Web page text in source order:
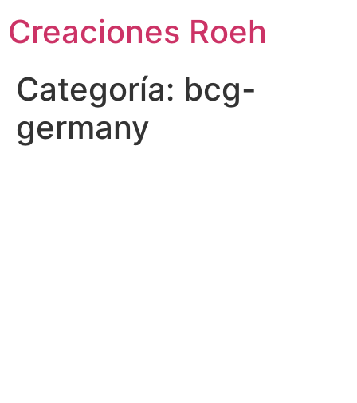
contenido
Creaciones Roeh
Categoría: bcg-
germany